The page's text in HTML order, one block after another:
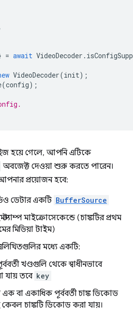
= await VideoDecoder .
VideoDecoder(init);
(config);
হয়ে গেলে, আপনি এটিকে
অবজেক্ট দেওয়া শুরু করতে পারেন।
প্রয়োজন হবে:
ডেটার একটি BufferSource
মাইক্রোসেকেন্ডে (চাঙ্কটির প্রথম
মিডিয়া টাইম)
মধ্যে একটি:
খণ্ডগুলি থেকে স্বাধীনভাবে
যায় তবে key
এক বা একাধিক পূর্ববর্তী চাঙ্ক ডিকোড
চাঙ্কটি ডিকোড করা যায়।